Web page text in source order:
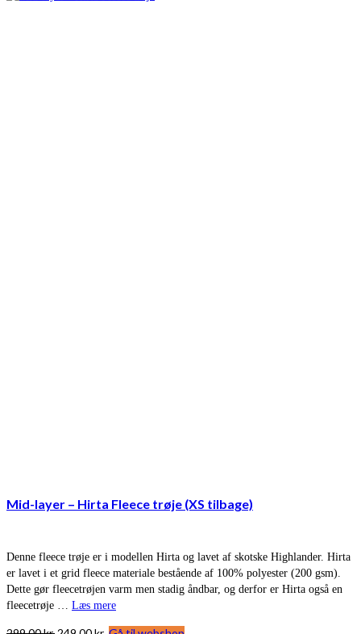
Mid-layer – Hirta Fleece trøje (XS tilbage)
Denne fleece trøje er i modellen Hirta og lavet af skotske Highlander. Hirta
er lavet i et grid fleece materiale bestående af 100% polyester (200 gsm).
Dette gør fleecetrøjen varm men stadig åndbar, og derfor er Hirta også en
fleecetrøje … Læs mere